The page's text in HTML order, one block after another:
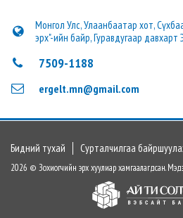
Монгол Улс, Улаанбаатар хот,
эрх"-ийн байр, Гуравдугаар
7509-1188
ergelt.mn@gmail.com
Бидний тухай Сурталчилгаа
2026 © Зохиогчийн эрх хуулиар хамгаалагдсан.